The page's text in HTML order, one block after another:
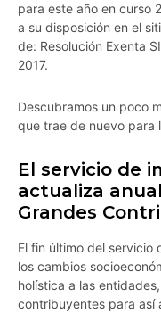
para este año en curso
a su disposición en el
de: Resolución Exenta
2017.
Descubramos un poco
que trae de nuevo para
El servicio de
actualiza
Grandes
El fin último del servicio
los cambios
holística a las
contribuyentes para así